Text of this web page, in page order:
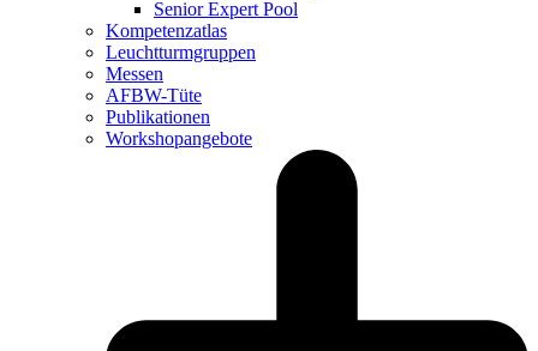
Senior Expert Pool
Kompetenzatlas
Leuchtturm­gruppen
Messen
AFBW-Tüte
Publikationen
Workshopangebote